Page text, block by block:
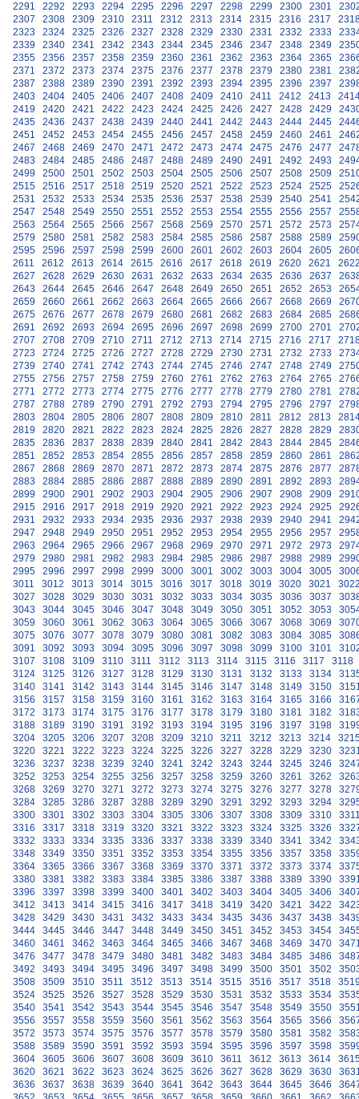
2291
2292 2293 2294 2295 2296 2297 2298 2299 2300 2301
2307
2308 2309 2310 2311 2312 2313 2314 2315 2316 2317
2323
2324 2325 2326 2327 2328 2329 2330 2331 2332 2333
2339
2340 2341 2342 2343 2344 2345 2346 2347 2348 2349
2355
2356 2357 2358 2359 2360 2361 2362 2363 2364 2365
2371
2372 2373 2374 2375 2376 2377 2378 2379 2380 2381
2387
2388 2389 2390 2391 2392 2393 2394 2395 2396 2397
2403
2404 2405 2406 2407 2408 2409 2410 2411 2412 2413
2419
2420 2421 2422 2423 2424 2425 2426 2427 2428 2429
2435
2436 2437 2438 2439 2440 2441 2442 2443 2444 2445
2451
2452 2453 2454 2455 2456 2457 2458 2459 2460 2461
2467
2468 2469 2470 2471 2472 2473 2474 2475 2476 2477
2483
2484 2485 2486 2487 2488 2489 2490 2491 2492 2493
2499
2500 2501 2502 2503 2504 2505 2506 2507 2508 2509
2515
2516 2517 2518 2519 2520 2521 2522 2523 2524 2525
2531
2532 2533 2534 2535 2536 2537 2538 2539 2540 2541
2547
2548 2549 2550 2551 2552 2553 2554 2555 2556 2557
2563
2564 2565 2566 2567 2568 2569 2570 2571 2572 2573
2579
2580 2581 2582 2583 2584 2585 2586 2587 2588 2589
2595
2596 2597 2598 2599 2600 2601 2602 2603 2604 2605
2611
2612 2613 2614 2615 2616 2617 2618 2619 2620 2621
2627
2628 2629 2630 2631 2632 2633 2634 2635 2636 2637
2643
2644 2645 2646 2647 2648 2649 2650 2651 2652 2653
2659
2660 2661 2662 2663 2664 2665 2666 2667 2668 2669
2675
2676 2677 2678 2679 2680 2681 2682 2683 2684 2685
2691
2692 2693 2694 2695 2696 2697 2698 2699 2700 2701
2707
2708 2709 2710 2711 2712 2713 2714 2715 2716 2717
2723
2724 2725 2726 2727 2728 2729 2730 2731 2732 2733
2739
2740 2741 2742 2743 2744 2745 2746 2747 2748 2749
2755
2756 2757 2758 2759 2760 2761 2762 2763 2764 2765
2771
2772 2773 2774 2775 2776 2777 2778 2779 2780 2781
2787
2788 2789 2790 2791 2792 2793 2794 2795 2796 2797
2803
2804 2805 2806 2807 2808 2809 2810 2811 2812 2813
2819
2820 2821 2822 2823 2824 2825 2826 2827 2828 2829
2835
2836 2837 2838 2839 2840 2841 2842 2843 2844 2845
2851
2852 2853 2854 2855 2856 2857 2858 2859 2860 2861
2867
2868 2869 2870 2871 2872 2873 2874 2875 2876 2877
2883
2884 2885 2886 2887 2888 2889 2890 2891 2892 2893
2899
2900 2901 2902 2903 2904 2905 2906 2907 2908 2909
2915
2916 2917 2918 2919 2920 2921 2922 2923 2924 2925
2931
2932 2933 2934 2935 2936 2937 2938 2939 2940 2941
2947
2948 2949 2950 2951 2952 2953 2954 2955 2956 2957
2963
2964 2965 2966 2967 2968 2969 2970 2971 2972 2973
2979
2980 2981 2982 2983 2984 2985 2986 2987 2988 2989
2995
2996 2997 2998 2999 3000 3001 3002 3003 3004 3005
3011
3012 3013 3014 3015 3016 3017 3018 3019 3020 3021
3027
3028 3029 3030 3031 3032 3033 3034 3035 3036 3037
3043
3044 3045 3046 3047 3048 3049 3050 3051 3052 3053
3059
3060 3061 3062 3063 3064 3065 3066 3067 3068 3069
3075
3076 3077 3078 3079 3080 3081 3082 3083 3084 3085
3091
3092 3093 3094 3095 3096 3097 3098 3099 3100 3101
3107
3108 3109 3110 3111 3112 3113 3114 3115 3116 3117
3118
3124
3125 3126 3127 3128 3129 3130 3131 3132 3133 3134
3140
3141 3142 3143 3144 3145 3146 3147 3148 3149 3150
3156
3157 3158 3159 3160 3161 3162 3163 3164 3165 3166
3172
3173 3174 3175 3176 3177 3178 3179 3180 3181 3182
3188
3189 3190 3191 3192 3193 3194 3195 3196 3197 3198
3204
3205 3206 3207 3208 3209 3210 3211 3212 3213 3214
3220
3221 3222 3223 3224 3225 3226 3227 3228 3229 3230
3236
3237 3238 3239 3240 3241 3242 3243 3244 3245 3246
3252
3253 3254 3255 3256 3257 3258 3259 3260 3261 3262
3268
3269 3270 3271 3272 3273 3274 3275 3276 3277 3278
3284
3285 3286 3287 3288 3289 3290 3291 3292 3293 3294
3300
3301 3302 3303 3304 3305 3306 3307 3308 3309 3310
3316
3317 3318 3319 3320 3321 3322 3323 3324 3325 3326
3332
3333 3334 3335 3336 3337 3338 3339 3340 3341 3342
3348
3349 3350 3351 3352 3353 3354 3355 3356 3357 3358
3364
3365 3366 3367 3368 3369 3370 3371 3372 3373 3374
3380
3381 3382 3383 3384 3385 3386 3387 3388 3389 3390
3396
3397 3398 3399 3400 3401 3402 3403 3404 3405 3406
3412
3413 3414 3415 3416 3417 3418 3419 3420 3421 3422
3428
3429 3430 3431 3432 3433 3434 3435 3436 3437 3438
3444
3445 3446 3447 3448 3449 3450 3451 3452 3453 3454
3460
3461 3462 3463 3464 3465 3466 3467 3468 3469 3470
3476
3477 3478 3479 3480 3481 3482 3483 3484 3485 3486
3492
3493 3494 3495 3496 3497 3498 3499 3500 3501 3502
3508
3509 3510 3511 3512 3513 3514 3515 3516 3517 3518
3524
3525 3526 3527 3528 3529 3530 3531 3532 3533 3534
3540
3541 3542 3543 3544 3545 3546 3547 3548 3549 3550
3556
3557 3558 3559 3560 3561 3562 3563 3564 3565 3566
3572
3573 3574 3575 3576 3577 3578 3579 3580 3581 3582
3588
3589 3590 3591 3592 3593 3594 3595 3596 3597 3598
3604
3605 3606 3607 3608 3609 3610 3611 3612 3613 3614
3620
3621 3622 3623 3624 3625 3626 3627 3628 3629 3630
3636
3637 3638 3639 3640 3641 3642 3643 3644 3645 3646